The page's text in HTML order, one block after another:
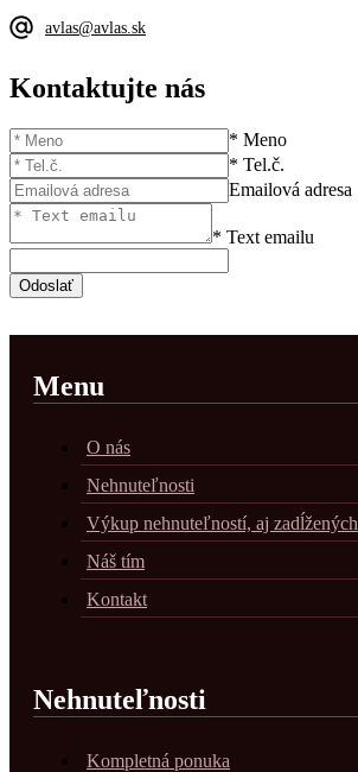
avlas@avlas.sk
Kontaktujte nás
* Meno
* Tel.č.
Emailová adresa
* Text emailu
Menu
O nás
Nehnuteľnosti
Výkup nehnuteľností, aj zadĺžených
Náš tím
Kontakt
Nehnuteľnosti
Kompletná ponuka